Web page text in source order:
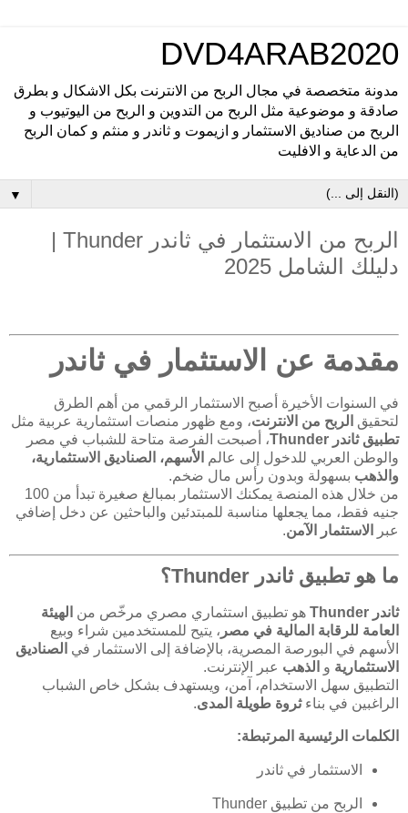
DVD4ARAB2020
مدونة متخصصة في مجال الربح من الانترنت بكل الاشكال و بطرق
صادقة و موضوعية مثل الربح من التدوين و الربح من اليوتيوب و
الربح من صناديق الاستثمار و ازيموت و ثاندر و منثم و كمان الربح
من الدعاية و الافليت
▼
الربح من الاستثمار في ثاندر Thunder |
دليلك الشامل 2025
مقدمة عن الاستثمار في ثاندر
في السنوات الأخيرة أصبح الاستثمار الرقمي من أهم الطرق
لتحقيق الربح من الانترنت، ومع ظهور منصات استثمارية عربية مثل
تطبيق ثاندر Thunder
، أصبحت الفرصة متاحة للشباب في مصر
والوطن العربي للدخول إلى عالم الأسهم، الصناديق الاستثمارية،
والذهب بسهولة وبدون رأس مال ضخم.
من خلال هذه المنصة يمكنك الاستثمار بمبالغ صغيرة تبدأ من 100
جنيه فقط، مما يجعلها مناسبة للمبتدئين والباحثين عن دخل إضافي
عبر
الاستثمار الآمن.
ما هو تطبيق ثاندر Thunder؟
ثاندر Thunder هو تطبيق استثماري مصري مرخّص من الهيئة
العامة للرقابة المالية في مصر ، يتيح للمستخدمين شراء وبيع
الأسهم في البورصة المصرية، بالإضافة إلى الاستثمار في الصناديق
الاستثمارية و الذهب عبر الإنترنت.
التطبيق سهل الاستخدام، آمن، ويستهدف بشكل خاص الشباب
الراغبين في بناءثروة طويلة المدى.
الكلمات الرئيسية المرتبطة:
الاستثمار في ثاندر
الربح من تطبيق Thunder